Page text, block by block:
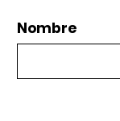
Nombre